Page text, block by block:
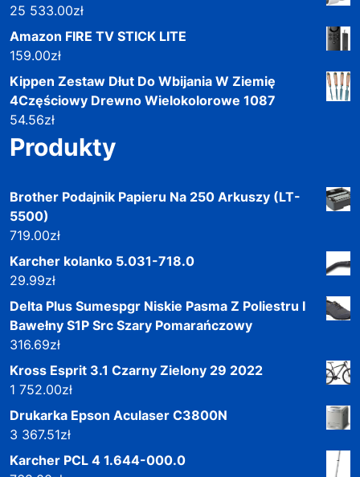
25 533.00zł
Amazon FIRE TV STICK LITE
159.00zł
Kippen Zestaw Dłut Do Wbijania W Ziemię
4Częściowy Drewno Wielokolorowe 1087
54.56zł
Produkty
Brother Podajnik Papieru Na 250 Arkuszy (LT-
5500)
719.00zł
Karcher kolanko 5.031-718.0
29.99zł
Delta Plus Sumespgr Niskie Pasma Z Poliestru I
Bawełny S1P Src Szary Pomarańczowy
316.69zł
Kross Esprit 3.1 Czarny Zielony 29 2022
1 752.00zł
Drukarka Epson Aculaser C3800N
3 367.51zł
Karcher PCL 4 1.644-000.0